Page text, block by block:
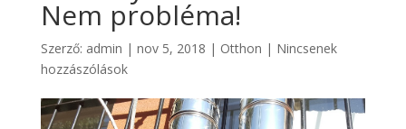
Nem probléma!
Szerző: admin | nov 5, 2018 | Otthon | Nincsenek
hozzászólások